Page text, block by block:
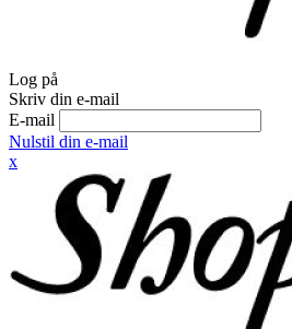
Log på
Skriv din e-mail
E-mail
Nulstil din e-mail
x